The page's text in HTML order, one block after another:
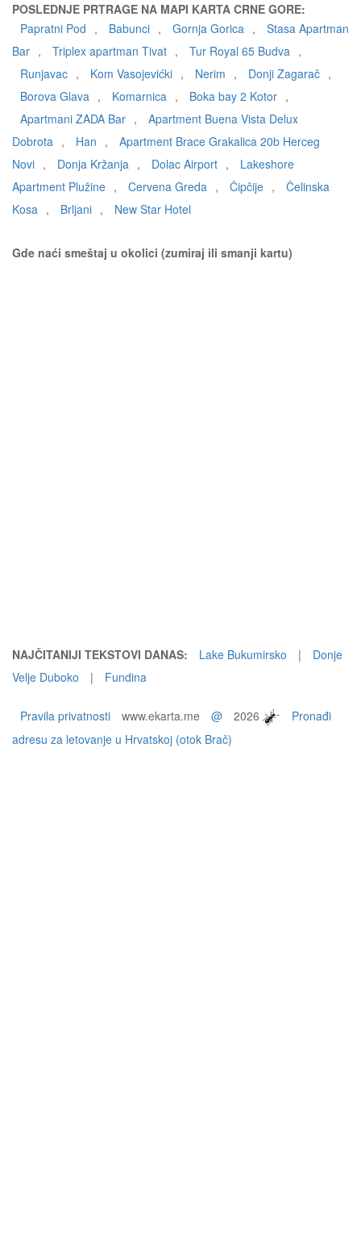
POSLEDNJE PRTRAGE NA MAPI KARTA CRNE GORE:
Papratni Pod , Babunci , Gornja Gorica ,
Stasa Apartman
Bar , Triplex apartman Tivat , Tur Royal 65 Budva ,
Runjavac , Kom Vasojevićki , Nerim , Donji Zagarač ,
Borova Glava , Komarnica , Boka bay 2 Kotor ,
Apartmani ZADA Bar ,
Apartment Buena Vista Delux
Dobrota , Han ,
Apartment Brace Grakalica 20b Herceg
Novi , Donja Kržanja , Dolac Airport ,
Lakeshore
Apartment Plužine , Cervena Greda , Čipčije ,
Čelinska
Kosa , Brljani , New Star Hotel
Gde naći smeštaj u okolici (zumiraj ili smanji kartu)
NAJČITANIJI TEKSTOVI DANAS: Lake Bukumirsko |
Donje
Velje Duboko
| Fundina
Pravila privatnosti www.ekarta.me @ 2026
Pronađi
adresu za letovanje u Hrvatskoj (otok Brač)